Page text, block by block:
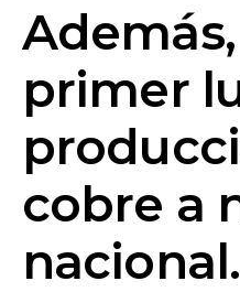
primer
cobre a
nacional.